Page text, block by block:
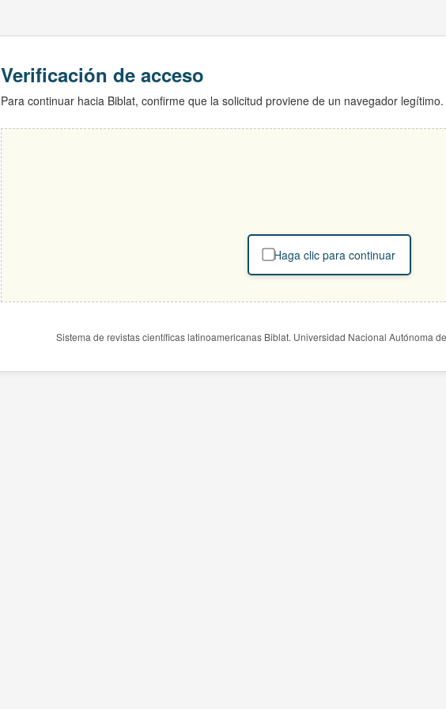
Verificación de acceso
Para continuar hacia Biblat, confirme que la solicitud proviene de un navegador legítimo.
Haga clic para continuar
Sistema de revistas científicas latinoamericanas Biblat. Universidad Nacional Autónoma